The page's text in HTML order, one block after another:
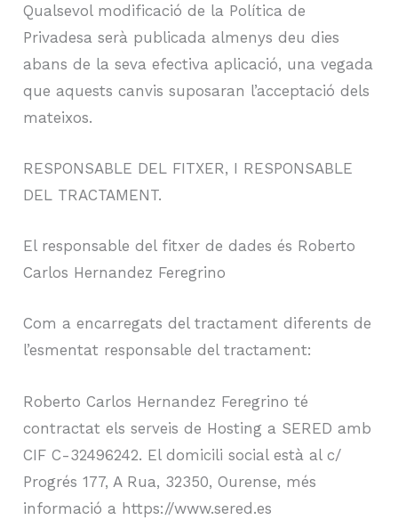
Qualsevol modificació de la Política de
Privadesa serà publicada almenys deu dies
abans de la seva efectiva aplicació, una vegada
que aquests canvis suposaran l’acceptació dels
mateixos.
RESPONSABLE DEL FITXER, I RESPONSABLE
DEL TRACTAMENT.
El responsable del fitxer de dades és Roberto
Carlos Hernandez Feregrino
Com a encarregats del tractament diferents de
l’esmentat responsable del tractament:
Roberto Carlos Hernandez Feregrino té
contractat els serveis de Hosting a SERED amb
CIF C-32496242. El domicili social està al c/
Progrés 177, A Rua, 32350, Ourense, més
informació a https://www.sered.es